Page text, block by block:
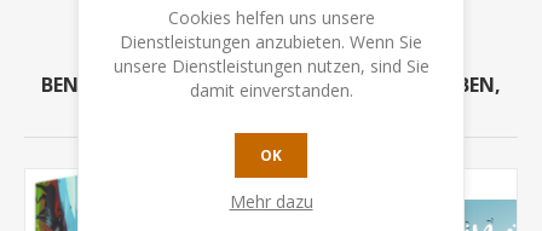
BENUTZER, DIE DIESEN ARTIKEL GEKAUFT HABEN,
Cookies helfen uns unsere
Dienstleistungen anzubieten. Wenn Sie
unsere Dienstleistungen nutzen, sind Sie
damit einverstanden.
OK
Mehr dazu